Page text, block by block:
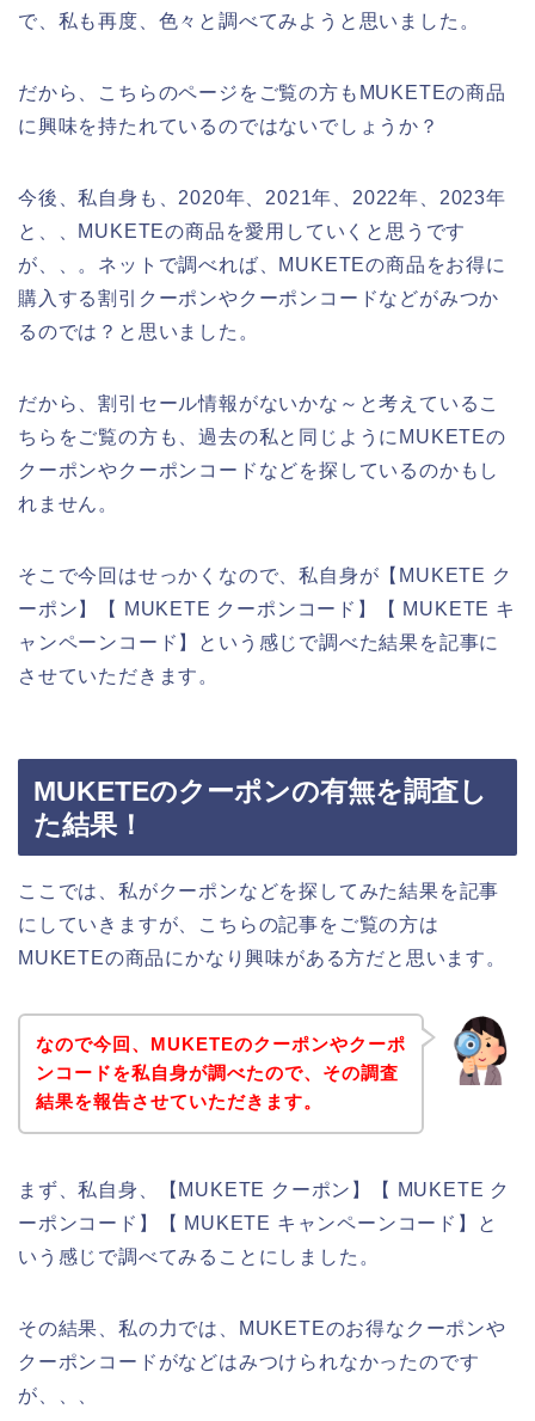
で、私も再度、色々と調べてみようと思いました。
だから、こちらのページをご覧の方もMUKETEの商品
に興味を持たれているのではないでしょうか？
今後、私自身も、2020年、2021年、2022年、2023年
と、、MUKETEの商品を愛用していくと思うです
が、、。ネットで調べれば、MUKETEの商品をお得に
購入する割引クーポンやクーポンコードなどがみつか
るのでは？と思いました。
だから、割引セール情報がないかな～と考えているこ
ちらをご覧の方も、過去の私と同じようにMUKETEの
クーポンやクーポンコードなどを探しているのかもし
れません。
そこで今回はせっかくなので、私自身が【MUKETE ク
ーポン】【 MUKETE クーポンコード】【 MUKETE キ
ャンペーンコード】という感じで調べた結果を記事に
させていただきます。
MUKETEのクーポンの有無を調査し
た結果！
ここでは、私がクーポンなどを探してみた結果を記事
にしていきますが、こちらの記事をご覧の方は
MUKETEの商品にかなり興味がある方だと思います。
なので今回、MUKETEのクーポンやクーポ
ンコードを私自身が調べたので、その調査
結果を報告させていただきます。
まず、私自身、【MUKETE クーポン】【 MUKETE ク
ーポンコード】【 MUKETE キャンペーンコード】と
いう感じで調べてみることにしました。
その結果、私の力では、MUKETEのお得なクーポンや
クーポンコードがなどはみつけられなかったのです
が、、、